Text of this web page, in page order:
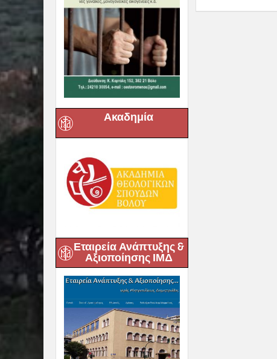
Ακαδημία
Εταιρεία Ανάπτυξης &
Αξιοποίησης ΙΜΔ